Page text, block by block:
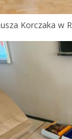
Korczaka w